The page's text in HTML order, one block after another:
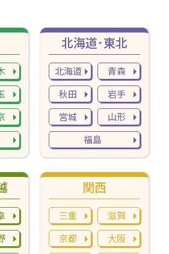
関西
三重
滋賀
京都
大阪
北海道･東北
北海道
青森
秋田
岩手
宮城
山形
福島